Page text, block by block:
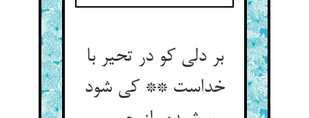
بر دلی کو در تحیر با
خداست ** کی شود